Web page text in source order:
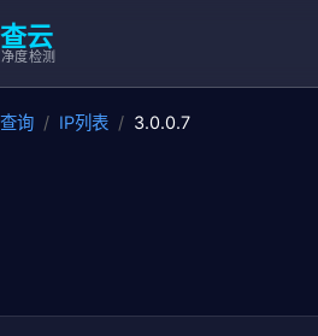
云
度检测
询 / IP列表 / 3.0.0.7